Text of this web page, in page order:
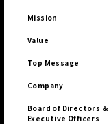
Mission
Value
Top Message
Company
Board of Directors &
Executive Officers